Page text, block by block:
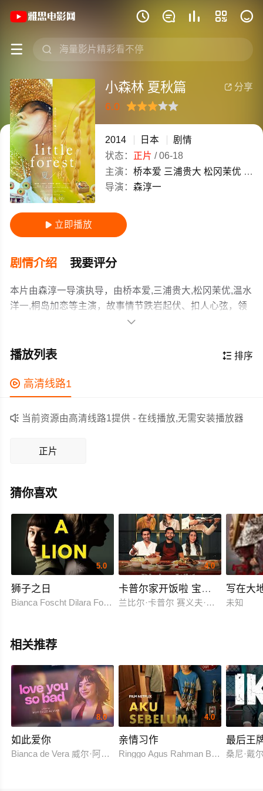
    
 
《小森林 夏秋篇》(2014)日本日语高清
 分享
小森林 夏秋篇
6.0
很差较差
还行推荐力荐
2014 日本
剧情
状态： 正片 /06-18
主演： 桥本爱 三浦贵大 松冈茉优 温
导演： 森淳一
 立即播放
剧情介绍 我要评分
本片由森淳一导演执导，由桥本爱,三浦贵大,松冈茉优,温水
洋一,桐岛加恋等主演，故事情节跌岩起伏、扣人心弦，领
广大剧情片爱好者和观众们都期待不已。
的村庄小森。这里远离都市的喧嚣和浮躁，为青山绿水所
日落而息，依靠一双勤劳的双手经营渺小却舒适的生活，
与世无争。市子曾经前往东京闯荡，只不过她终究无法适
应都市快节奏的步伐，最终回到了妈妈早已不在的老宅。
食，实心眼的市子在感叹受骗之余，也将美好的回忆留在
了味蕾深处。仿佛遵循着母亲的步伐，她将对故乡的热爱
（松冈茉优 饰）的环绕下，享受着无忧无虑的人生……
本片根据五十岚大介的漫画改编。
作为一部 上映的剧情电影，在当期同类题材影片中具有一
定的看点，在演员表现和剧情架构上也都有不错的亮点，
剧情紧凑，角色塑造鲜明，适合喜欢剧情类电影的观众观

 排序
播放列表
 高清线路1
 当前资源由高清线路1提供 - 在线播放,无需安装播放器
正片
猜你喜欢
5.0
狮子之日
Bianca Foscht Dilara Foscht
4.0
卡普尔家开饭啦 宝莱坞第一家
兰比尔·卡普尔 赛义夫·阿里·汗 卡琳
写在大
未知
相关推荐
8.0
如此爱你
Bianca de Vera 威尔·阿什利·德莱昂
4.0
亲情习作
Ringgo Agus Rahman Bima Sena
最后王
桑尼·戴